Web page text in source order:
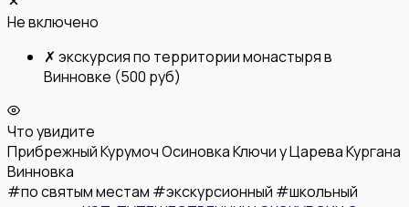
Не включено
✗ экскурсия по территории монастыря в
Винновке (500 руб)
Что увидите
ПрибрежныйКурумочОсиновкаКлючи у Царева Кургана
Винновка
#по святым местам #экскурсионный #школьный